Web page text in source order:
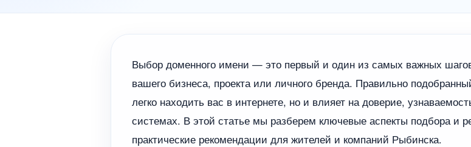
Выбор доменного имени — это первый и один из самых важных
вашего бизнеса, проекта или личного бренда. Правильно
легко находить вас в интернете, но и влияет на доверие,
системах. В этой статье мы разберем ключевые аспекты подбора и
практические рекомендации для жителей и компаний Рыбинска.